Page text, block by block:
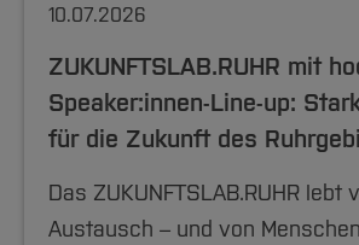
10.07.2026
ZUKUNFTSLAB.RUHR mit
Speaker:innen-Line-up:
für die Zukunft des
Das ZUKUNFTSLAB.RUHR lebt
Austausch – und von